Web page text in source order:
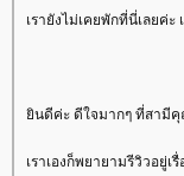
เรายังไม่เคยพักที่นี่เลยค่
นดีค่ะ ดีใจมากๆ ที่สามีคุ
เราเองก็พยายามรีวิวอยู่